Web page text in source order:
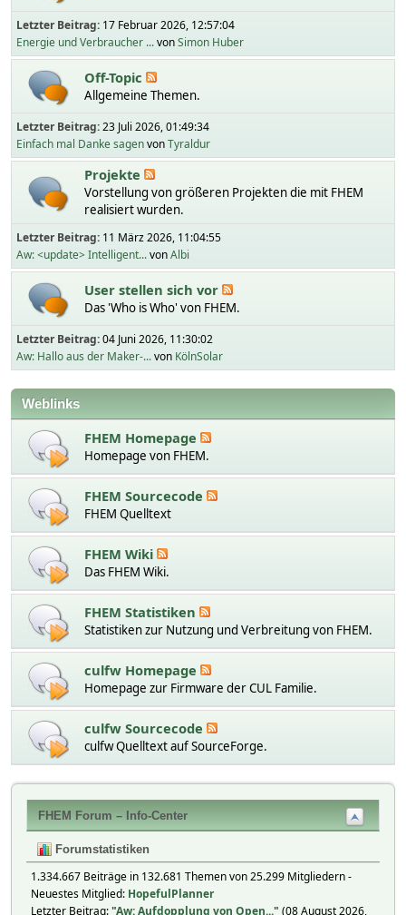
Letzter Beitrag: 17 Februar 2026, 12:57:04
Energie und Verbraucher ...vonSimon Huber
Off-Topic
Allgemeine Themen.
Letzter Beitrag:23 Juli 2026, 01:49:34
Einfach mal Danke sagenvonTyraldur
Projekte
Vorstellung von größeren Projekten die mit FHEM
realisiert wurden.
Letzter Beitrag: 11 März 2026, 11:04:55
Aw: <update> Intelligent...vonAlbi
User stellen sich vor
Das 'Who is Who' von FHEM.
Letzter Beitrag:04 Juni 2026, 11:30:02
Aw: Hallo aus der Maker-...von KölnSolar
Weblinks
FHEM Homepage
Homepage von FHEM.
FHEM Sourcecode
FHEM Quelltext
FHEM Wiki
Das FHEM Wiki.
FHEM Statistiken
Statistiken zur Nutzung und Verbreitung von FHEM.
culfw Homepage
Homepage zur Firmware der CUL Familie.
culfw Sourcecode
culfw Quelltext auf SourceForge.
FHEM Forum – Info-Center
Forumstatistiken
1.334.667 Beiträge in 132.681 Themen von 25.299 Mitgliedern -
Neuestes Mitglied: HopefulPlanner
Letzter Beitrag:"Aw: Aufdopplung von Open..." (08 August 2026,